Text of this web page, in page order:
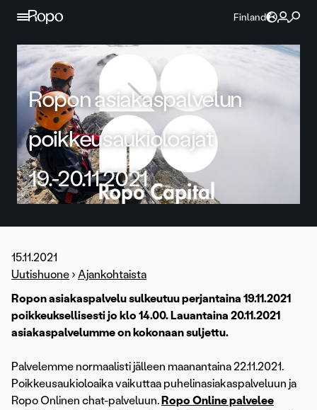
Jatka sisältöön
Finland
Ropon asiakaspalvelun
poikkeusaukioloajat
19.-20.11.2021
15.11.2021
Uutishuone › Ajankohtaista
Ropon asiakaspalvelu sulkeutuu perjantaina 19.11.2021
poikkeuksellisesti jo klo 14.00. Lauantaina 20.11.2021
asiakaspalvelumme on kokonaan suljettu.
Palvelemme normaalisti jälleen maanantaina 22.11.2021.
Poikkeusaukioloaika vaikuttaa puhelinasiakaspalveluun ja
Ropo Onlinen chat-palveluun. Ropo Online palvelee